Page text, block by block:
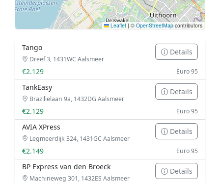
Leaflet | © OpenStreetMap contributors
Tango
Dreef 3, 1431WC Aalsmeer
Details
€2.129 Euro 95
TankEasy
Brazilielaan 9a, 1432DG Aalsmeer
Details
€2.129 Euro 95
AVIA XPress
Legmeerdijk 324, 1431GC Aalsmeer
Details
€2.149 Euro 95
BP Express van den Broeck
Machineweg 301, 1432ES Aalsmeer
Details